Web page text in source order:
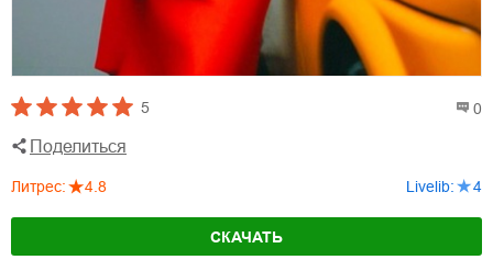
5 0
Поделиться
Литрес: 4.8 Livelib: 4
СКАЧАТЬ